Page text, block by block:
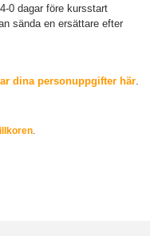
0 dagar före kursstart
sända en ersättare efter
dina personuppgifter här.